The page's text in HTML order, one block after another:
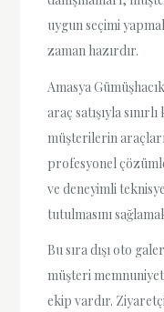
uygun seçimi
zaman hazırdır.
Amasya
araç satışıyla
müşterilerin
profesyonel
ve deneyimli
tutulmasını
Bu sıra dışı oto
müşteri
ekip vardır.